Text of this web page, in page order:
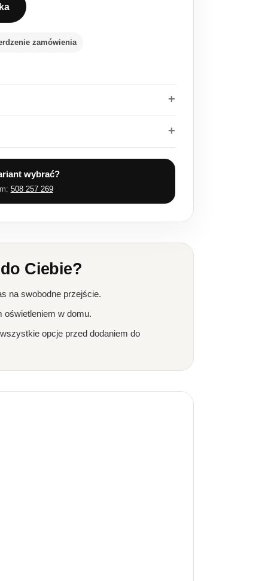
zamówienia
wybrać?
508 257 269
Ciebie?
na swobodne przejście.
oświetleniem w domu.
opcje przed dodaniem do